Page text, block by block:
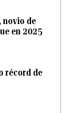
novio de
en 2025
récord de